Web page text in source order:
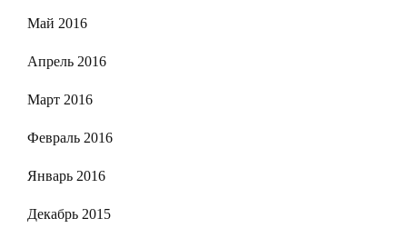
Май 2016
Апрель 2016
Март 2016
Февраль 2016
Январь 2016
Декабрь 2015